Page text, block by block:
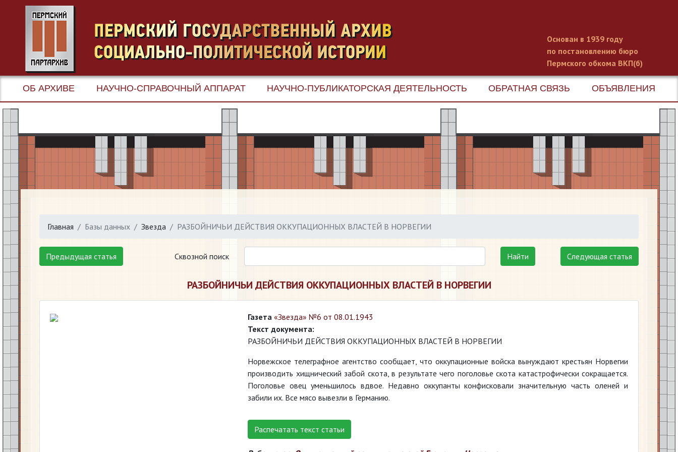
Основан в 1939 году
по постановлению бюро
Пермского обкома ВКП(б)
ОБ АРХИВЕ НАУЧНО-СПРАВОЧНЫЙ АППАРАТ НАУЧНО-ПУБЛИКАТОРСКАЯ ДЕЯТЕЛЬНОСТЬ ОБРАТНАЯ СВЯЗЬ ОБЪЯВЛЕНИЯ
Главная Базы данных Звезда РАЗБОЙНИЧЬИ ДЕЙСТВИЯ ОККУПАЦИОННЫХ ВЛАСТЕЙ В НОРВЕГИИ
Предыдущая статья Сквозной поиск Найти Следующая статья
РАЗБОЙНИЧЬИ ДЕЙСТВИЯ ОККУПАЦИОННЫХ ВЛАСТЕЙ В НОРВЕГИИ
Газета «Звезда» №6 от 08.01.1943
Текст документа:
РАЗБОЙНИЧЬИ ДЕЙСТВИЯ ОККУПАЦИОННЫХ ВЛАСТЕЙ В НОРВЕГИИ
Норвежское телеграфное агентство сообщает, что оккупационные войска вынуждают крестьян Норвегии
производить хищнический забой скота, в результате чего поголовье скота катастрофически сокращается.
Поголовье овец уменьшилось вдвое. Недавно оккупанты конфисковали значительную часть оленей и
забили их. Все мясо вывезли в Германию.
Распечатать текст статьи